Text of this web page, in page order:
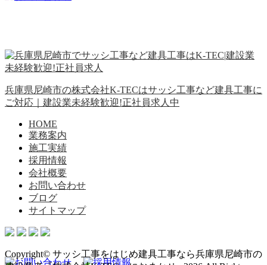
兵庫県尼崎市の株式会社K-TECはサッシ工事など建具工事に
ご対応｜建設業未経験歓迎!正社員求人中
HOME
業務案内
施工実績
採用情報
会社概要
お問い合わせ
ブログ
サイトマップ
Copyright© サッシ工事をはじめ建具工事なら兵庫県尼崎市の